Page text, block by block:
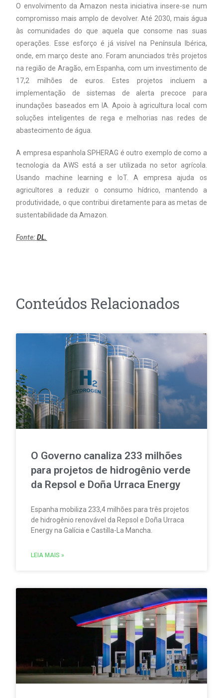
O envolvimento da Amazon nesta iniciativa insere-se num
compromisso mais amplo de devolver. Até 2030, mais água
às comunidades do que aquela que consome nas suas
operações. Esse esforço é já visível na Península Ibérica,
onde, em março deste ano. Foram anunciados três projetos
na região de Aragão, em Espanha, com um investimento de
17,2 milhões de euros. Estes projetos incluem a
implementação de sistemas de alerta precoce para
inundações baseados em IA. Apoio à agricultura local com
soluções inteligentes de rega e melhorias nas redes de
abastecimento de água.
A empresa espanhola SPHERAG é outro exemplo de como a
tecnologia da AWS está a ser utilizada no setor agrícola.
Usando machine learning e IoT. A empresa ajuda os
agricultores a reduzir o consumo hídrico, mantendo a
produtividade, o que contribui diretamente para as metas de
sustentabilidade da Amazon.
Fonte:DL.
Conteúdos Relacionados
O Governo canaliza 233 milhões
para projetos de hidrogênio verde
da Repsol e Doña Urraca Energy
Espanha mobiliza 233,4 milhões para três projetos
de hidrogênio renovável da Repsol e Doña Urraca
Energy na Galícia e Castilla-La Mancha.
LEIA MAIS »